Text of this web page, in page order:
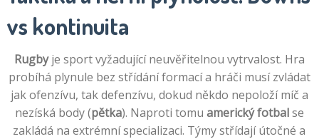
vs kontinuita
Rugbyje sport vyžadující neuvěřitelnou vytrvalost. Hra
probíhá plynule bez střídání formací a hráči musí zvládat
jak ofenzívu, tak defenzívu, dokud někdo nepoloží míč a
nezíská body (pětka). Naproti tomu americký fotbalse
zakládá na extrémní specializaci. Týmy střídají útočné a